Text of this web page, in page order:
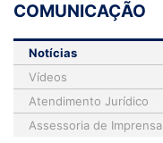
COMUNICAÇÃO
Notícias
Vídeos
Atendimento Jurídico
Assessoria de Imprensa